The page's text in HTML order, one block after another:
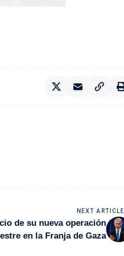
NEXT ARTICLE
de su nueva operación
en la Franja de Gaza